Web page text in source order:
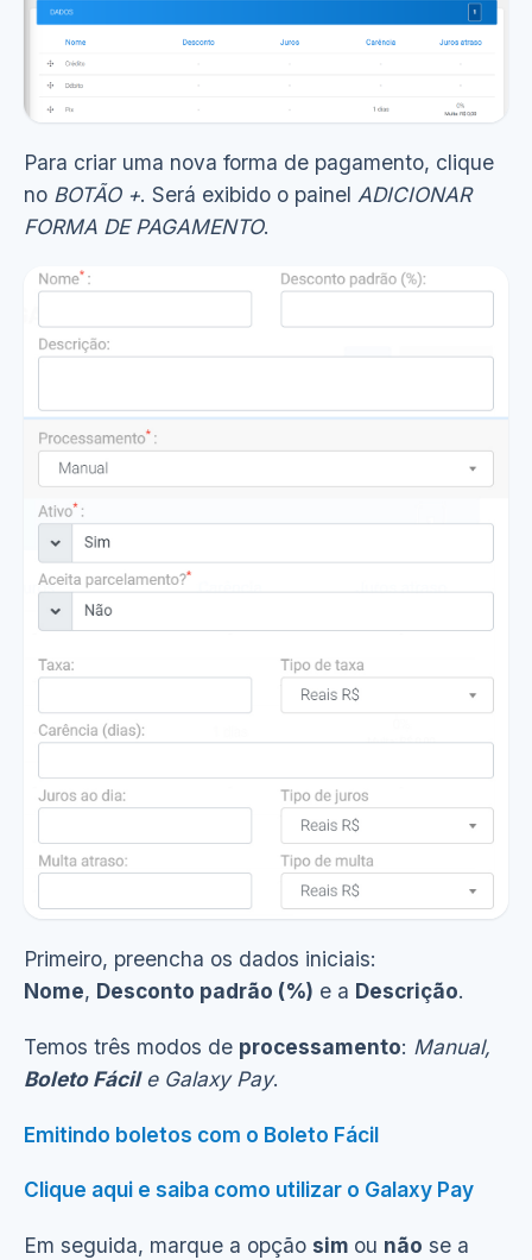
Para criar uma nova forma de pagamento, clique
no BOTÃO +. Será exibido o painel ADICIONAR
FORMA DE PAGAMENTO.
Primeiro, preencha os dados iniciais:
Nome, Desconto padrão (%) e a Descrição.
Temos três modos de processamento: Manual,
Boleto Fácile Galaxy Pay.
Emitindo boletos com o Boleto Fácil
Clique aqui e saiba como utilizar o Galaxy Pay
Em seguida, marque a opção sim ou não se a